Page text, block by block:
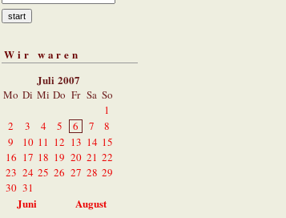
Wir waren
Juli 2007
Mo Di Mi Do Fr Sa So
1
2
3 4 5 6 7
8
9
10 11 12 13 14 15
16 17 18 19 20 21 22
23 24 25 26 27 28 29
30 31
Juni
August